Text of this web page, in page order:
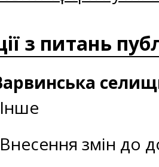
з питань
Інше
Внесення змін до